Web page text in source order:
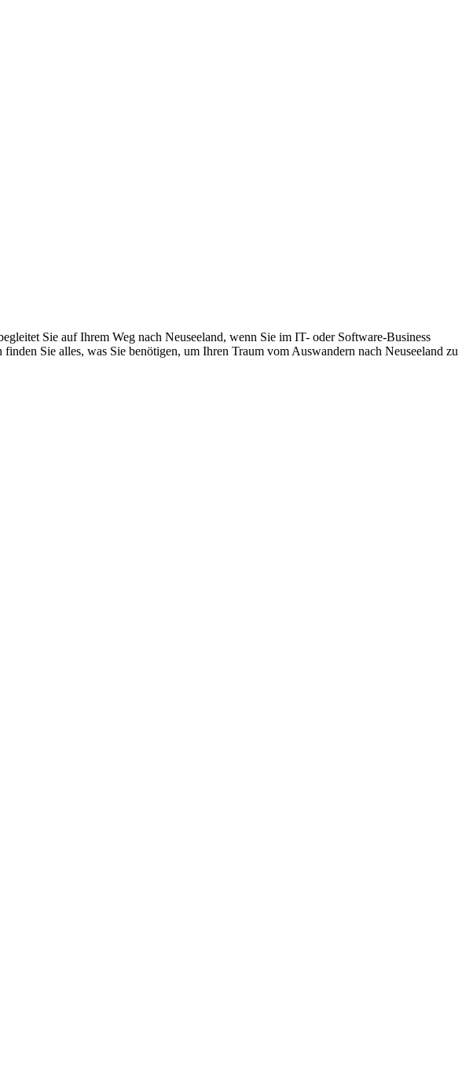
Sie auf Ihrem Weg nach Neuseeland, wenn Sie im IT- oder Software-Business
Sie alles, was Sie benötigen, um Ihren Traum vom Auswandern nach Neuseeland zu